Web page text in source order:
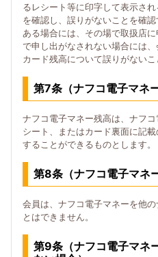
るレシート等に印字して表示さ
を確認し、誤りがないことを確
ある場合には、その場で取扱店
で申し出がなされない場合には
カード残高について誤りがないこ
第7条（ナフコ電子マネ
ナフコ電子マネー残高は、ナフ
シート、またはカード裏面に記
することができるものとします。
第8条（ナフコ電子マネ
会員は、ナフコ電子マネーを他
とはできません。
第9条（ナフコ電子マネ